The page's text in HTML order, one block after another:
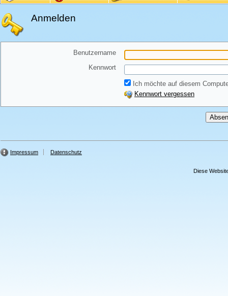
Anmelden
Benutzername
Kennwort
Ich möchte auf diesem
Kennwort vergessen
Impressum Datenschutz
Diese